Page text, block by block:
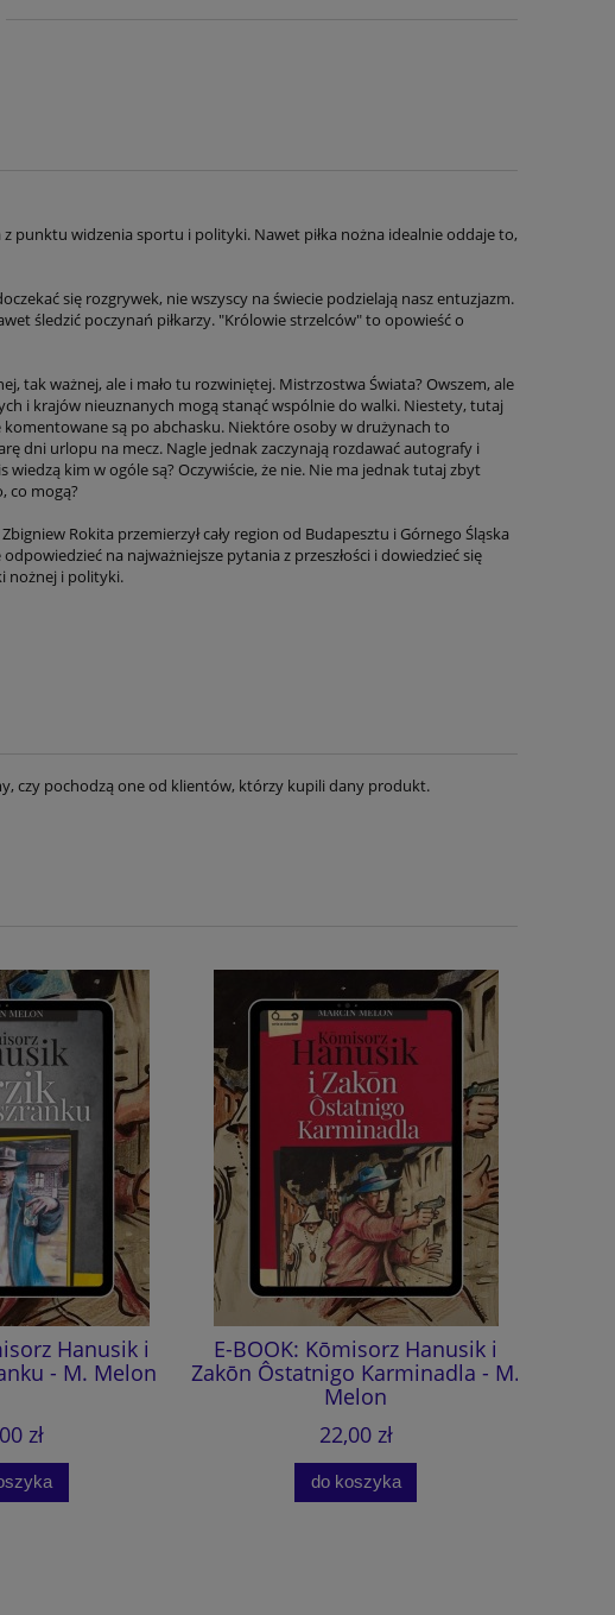
punktu widzenia sportu i polityki. Nawet piłka nożna idealnie oddaje to,
się rozgrywek, nie wszyscy na świecie podzielają nasz entuzjazm.
śledzić poczynań piłkarzy. "Królowie strzelców" to opowieść o
tak ważnej, ale i mało tu rozwiniętej. Mistrzostwa Świata? Owszem, ale
i krajów nieuznanych mogą stanąć wspólnie do walki. Niestety, tutaj
są po abchasku. Niektóre osoby w drużynach to
dni urlopu na mecz. Nagle jednak zaczynają rozdawać autografy i
kim w ogóle są? Oczywiście, że nie. Nie ma jednak tutaj zbyt
co mogą?
Rokita przemierzył cały region od Budapesztu i Górnego Śląska
na najważniejsze pytania z przeszłości i dowiedzieć się
nożnej i polityki.
czy pochodzą one od klientów, którzy kupili dany produkt.
Hanusik i
- M. Melon
zł
E-BOOK: Kōmisorz Hanusik i
Zakōn Ôstatnigo Karminadla - M.
Melon
22,00 zł
do koszyka